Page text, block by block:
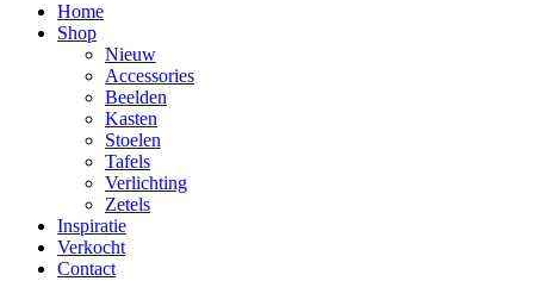
Home
Shop
Nieuw
Accessories
Beelden
Kasten
Stoelen
Tafels
Verlichting
Zetels
Inspiratie
Verkocht
Contact